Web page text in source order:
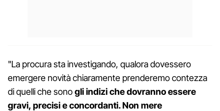
"La procura sta investigando, qualora dovessero
emergere novità chiaramente prenderemo contezza
di quelli che sonogli indizi che dovranno essere
gravi, precisi e concordanti. Non mere